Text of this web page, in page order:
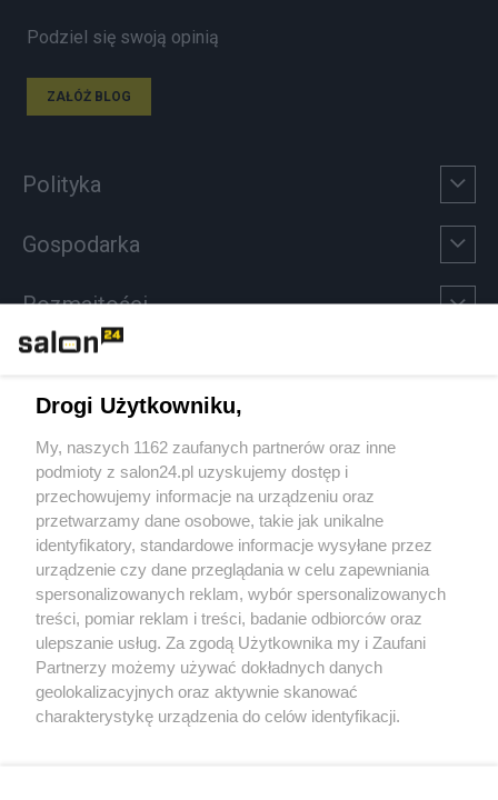
Podziel się swoją opinią
ZAŁÓŻ BLOG
Polityka
Gospodarka
Rozmaitości
Sport
Społeczeństwo
Kultura
X Facebook Instagram Youtube
Drogi Użytkowniku,
My, naszych 1162 zaufanych partnerów oraz inne
podmioty z salon24.pl uzyskujemy dostęp i
przechowujemy informacje na urządzeniu oraz
przetwarzamy dane osobowe, takie jak unikalne
identyfikatory, standardowe informacje wysyłane przez
urządzenie czy dane przeglądania w celu zapewniania
spersonalizowanych reklam, wybór spersonalizowanych
treści, pomiar reklam i treści, badanie odbiorców oraz
ulepszanie usług. Za zgodą Użytkownika my i Zaufani
Partnerzy możemy używać dokładnych danych
geolokalizacyjnych oraz aktywnie skanować
charakterystykę urządzenia do celów identyfikacji.